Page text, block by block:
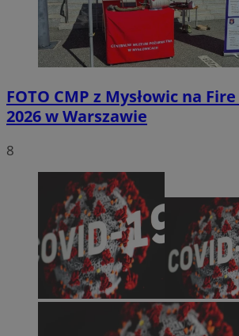
FOTO CMP z Mysłowic na
2026 w Warszawie
8